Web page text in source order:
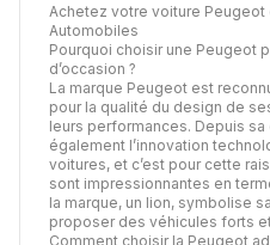
Achetez votre voiture Peugeot
Automobiles
Pourquoi choisir une Peugeot
d’occasion ?
La marque Peugeot est
pour la qualité du design de
leurs performances. Depuis
également l’innovation
voitures, et c’est pour cette
sont impressionnantes en
la marque, un lion, symbolise
proposer des véhicules forts
Comment choisir la Peugeot